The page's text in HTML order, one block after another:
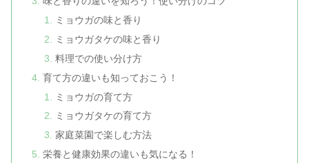
ミョウガの味と香り
ミョウガタケの味と香り
料理での使い分け方
育て方の違いも知っておこう！
ミョウガの育て方
ミョウガタケの育て方
家庭菜園で楽しむ方法
栄養と健康効果の違いも気になる！